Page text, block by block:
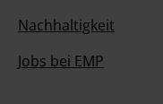
Nachhaltigkeit
Jobs bei EMP